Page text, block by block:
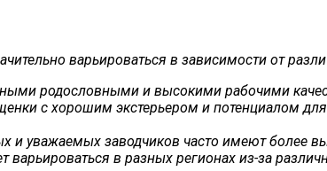
варьироваться в зависимости от
родословными и высокими рабочими
с хорошим экстерьером и потенциалом
и уважаемых заводчиков часто имеют более
в разных регионах из-за